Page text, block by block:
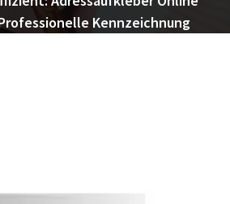
Kennzeichnung